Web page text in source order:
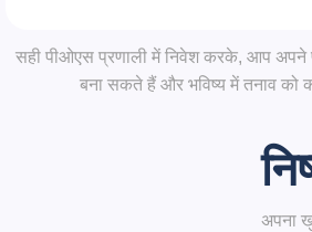
सही पीओएस प्रणाली में निवेश करके, आप अपने
बना सकते हैं और भविष्य में तनाव
अपना